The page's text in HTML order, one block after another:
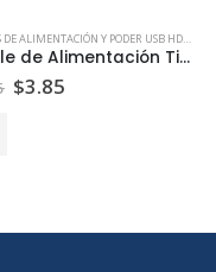
CABLES DE ALIMENTACIÓN Y PODER USB HDMI ETHERNET | PEPTEL
Cable de Alimentación Tipo 8 Franja Blanca
$3.85